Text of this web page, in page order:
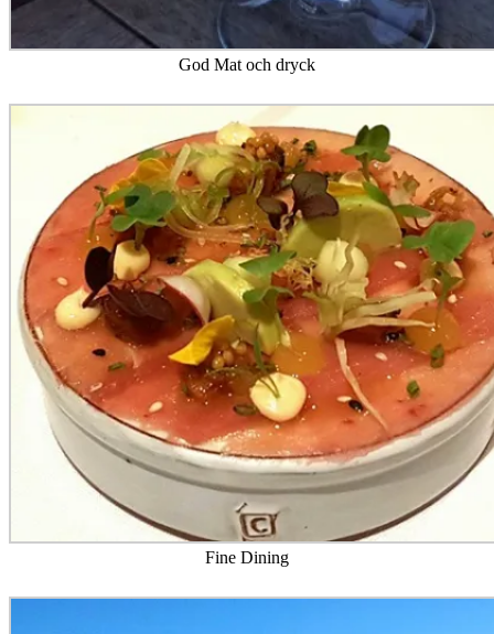
God Mat och dryck
Fine Dining